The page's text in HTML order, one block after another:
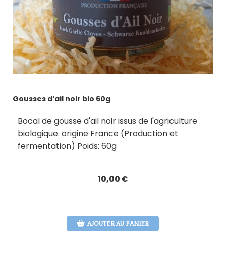
Gousses d’ail noir bio 60g
Bocal de gousse d'ail noir issus de l'agriculture
biologique. origine France (Production et
fermentation) Poids: 60g
10,00€
AJOUTER AU PANIER